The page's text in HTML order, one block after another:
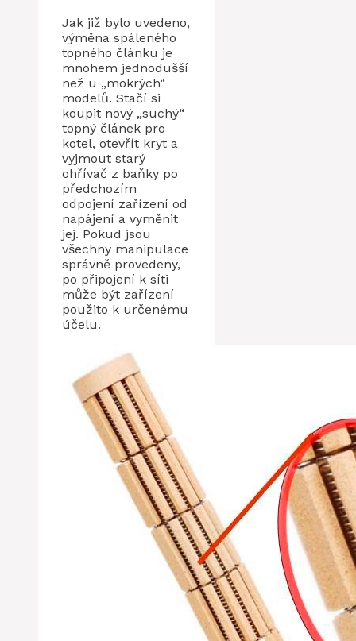
Jak již bylo uvedeno,
výměna spáleného
topného článku je
mnohem jednodušší
než u „mokrých“
modelů. Stačí si
koupit nový „suchý“
topný článek pro
kotel, otevřít kryt a
vyjmout starý
ohřívač z baňky po
předchozím
odpojení zařízení od
napájení a vyměnit
jej. Pokud jsou
všechny manipulace
správně provedeny,
po připojení k síti
může být zařízení
použito k určenému
účelu.